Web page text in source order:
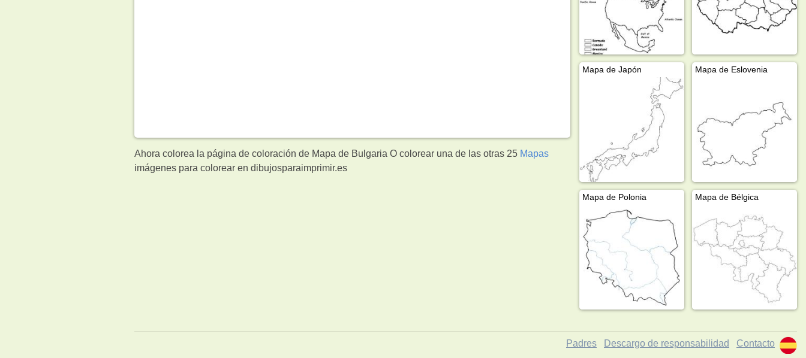
Ahora colorea la página de coloración de Mapa de Bulgaria O colorear una de las otras 25 Mapas
imágenes para colorear en dibujosparaimprimir.es
Mapa de Japón Mapa de Eslovenia
Mapa de Polonia Mapa de Bélgica
Padres Descargo de responsabilidad Contacto